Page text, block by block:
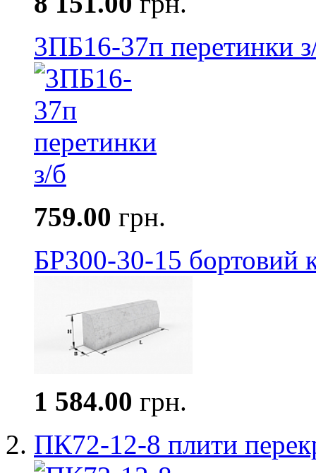
3ПБ16-37п перетинки
759.00 грн.
БР300-30-15 бортовий
1 584.00 грн.
ПК72-12-8 плити